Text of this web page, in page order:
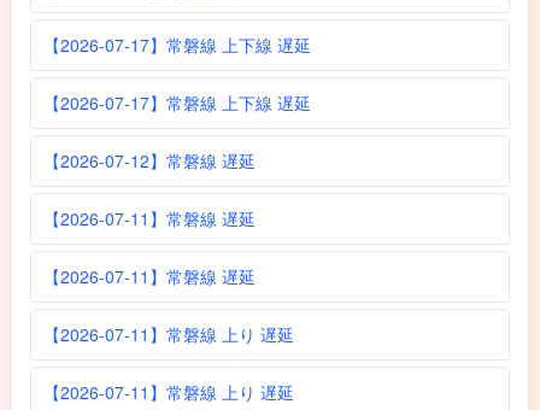
【2026-07-17】常磐線 上下線 遅延
【2026-07-17】常磐線 上下線 遅延
【2026-07-12】常磐線 遅延
【2026-07-11】常磐線 遅延
【2026-07-11】常磐線 遅延
【2026-07-11】常磐線 上り 遅延
【2026-07-11】常磐線 上り 遅延